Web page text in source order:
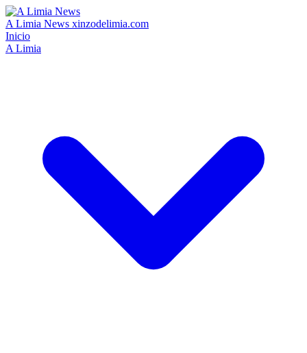
A Limia News xinzodelimia.com
Inicio
A Limia